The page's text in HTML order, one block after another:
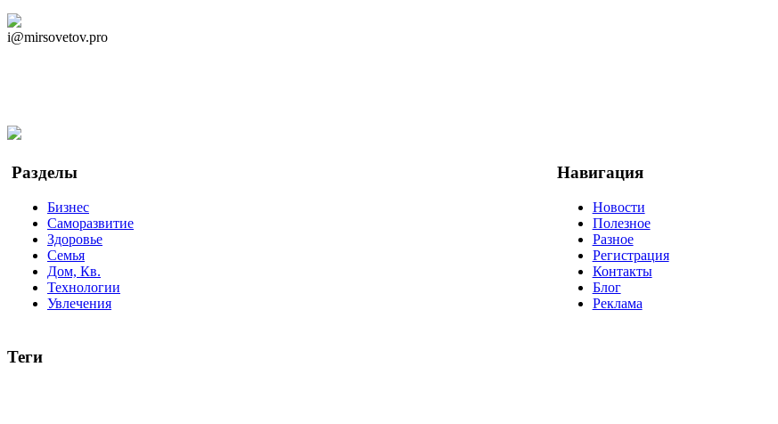
i@mirsovetov.pro
Разделы
Бизнес
Саморазвитие
Здоровье
Семья
Дом, Кв.
Технологии
Увлечения
Навигация
Новости
Полезное
Разное
Регистрация
Контакты
Блог
Реклама
Теги